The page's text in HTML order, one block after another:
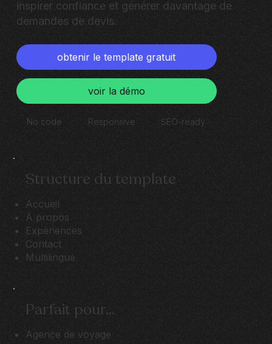
inspirer confiance et générer davantage de
demandes de devis.
obtenir le template gratuit
voir la démo
No code Responsive SEO-ready
Structure du template
Accueil
À propos
Expériences
Contact
Multilingue
Parfait pour...
Agence de voyage